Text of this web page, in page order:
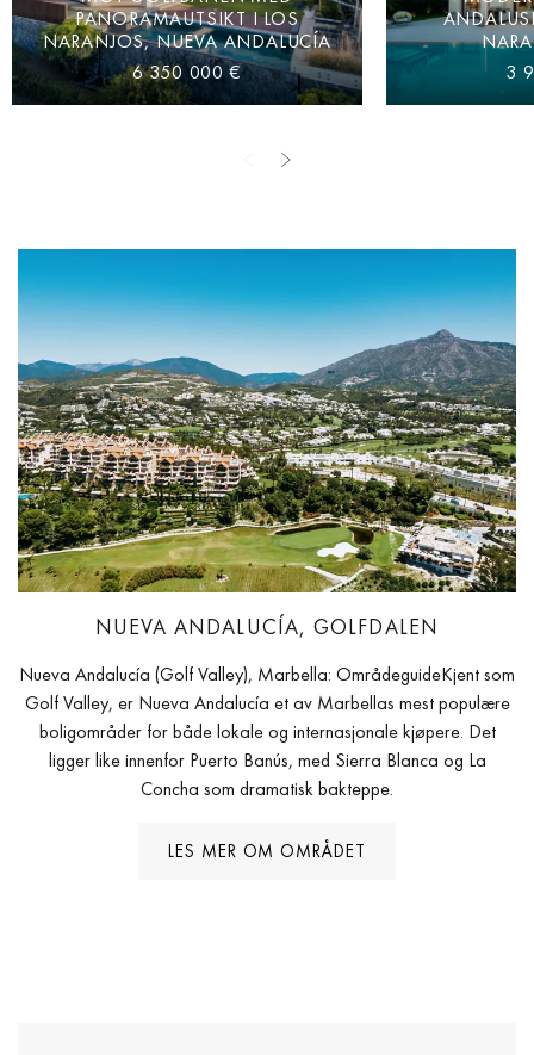
PANORAMAUTSIKT I LOS
NARANJOS, NUEVA ANDALUCÍA
6 350 000 €
3
NUEVA ANDALUCÍA, GOLFDALEN
Nueva Andalucía (Golf Valley), Marbella: OmrådeguideKjent som
Golf Valley, er Nueva Andalucía et av Marbellas mest populære
boligområder for både lokale og internasjonale kjøpere. Det
ligger like innenfor Puerto Banús, med Sierra Blanca og La
Concha som dramatisk bakteppe.
LES MER OM OMRÅDET